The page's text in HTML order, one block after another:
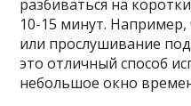
разбиваться на
10-15 минут.
или прослушивание
это отличный способ
небольшое окно